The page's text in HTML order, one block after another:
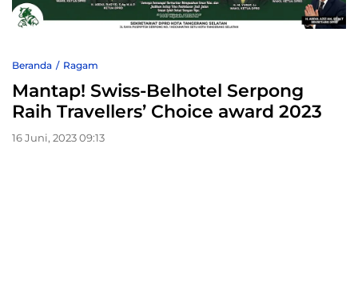
Beranda Ragam
Mantap! Swiss-Belhotel Serpong
Raih Travellers’ Choice award 2023
16 Juni, 2023 09:13